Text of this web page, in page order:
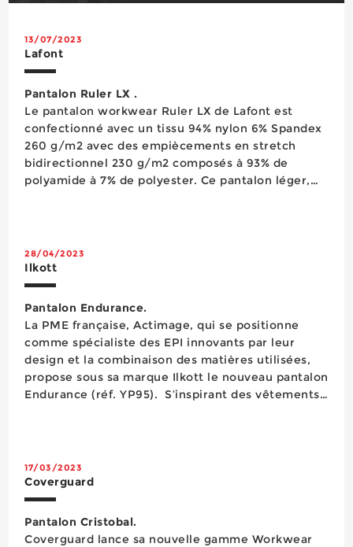
13/07/2023
Lafont
Pantalon Ruler LX .
Le pantalon workwear Ruler LX de Lafont est
confectionné avec un tissu 94% nylon 6% Spandex
260 g/m2 avec des empiècements en stretch
bidirectionnel 230 g/m2 composés à 93% de
polyamide à 7% de polyester. Ce pantalon léger,
d...
28/04/2023
Ilkott
Pantalon Endurance.
La PME française, Actimage, qui se positionne
comme spécialiste des EPI innovants par leur
design et la combinaison des matières utilisées,
propose sous sa marque Ilkott le nouveau pantalon
Endurance (réf. YP95). S’inspirant des vêtements
17/03/2023
Coverguard
Pantalon Cristobal.
Coverguard lance sa nouvelle gamme Workwear